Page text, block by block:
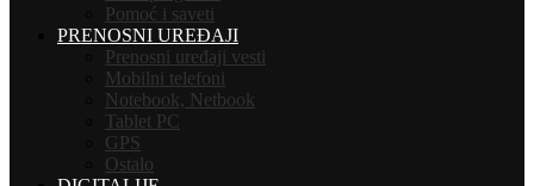
Pomoć i saveti
PRENOSNI UREĐAJI
Prenosni uređaji vesti
Mobilni telefoni
Notebook, Netbook
Tablet PC
GPS
Ostalo